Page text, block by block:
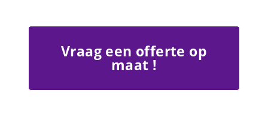
Vraag een offerte op
maat !